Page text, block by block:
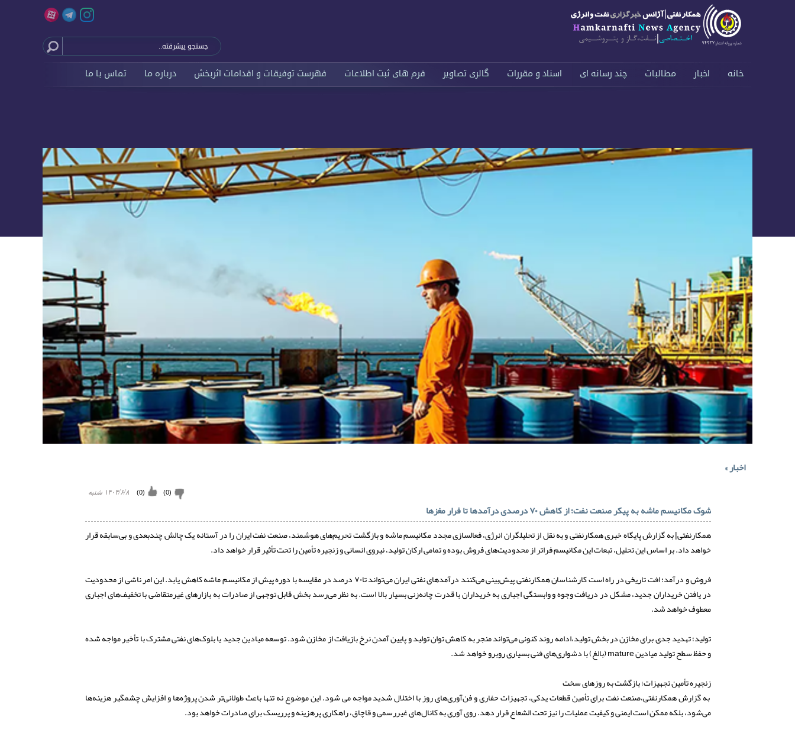
خانه اخبار مطالبات چند رسانه ای اسناد و مقررات گالری تصاویر فرم های ثبت اطلاعات فهرست توفیقات و اقدامات اثربخش درباره ما تماس با ما
اخبار»
۱۴۰۴/۶/۸ شنبه (
0
) (
0
)
شوک مکانیسم ماشه به پیکر صنعت نفت؛ از کاهش ۷۰ درصدی درآمدها تا فرار مغزها
همکارنفتی| به گزارش پایگاه خبری همکارنفتی و به نقل از تحلیلگران انرژی، فعالسازی مجدد مکانیسم ماشه و بازگشت تحریم‌های هوشمند، صنعت نفت ایران را در آستانه یک چالش چندبعدی و بی‌سابقه قرار
خواهد داد. بر اساس این تحلیل، تبعات این مکانیسم فراتر از محدودیت‌های فروش بوده و تمامی ارکان تولید، نیروی انسانی و زنجیره تأمین را تحت تأثیر قرار خواهد داد.
فروش و درآمد؛ افت تاریخی در راه است کارشناسان همکارنفتی پیش‌بینی می‌کنند درآمدهای نفتی ایران می‌تواند تا۷۰ درصد در مقایسه با دوره پیش از مکانیسم ماشه کاهش یابد. این امر ناشی از محدودیت
در یافتن خریداران جدید، مشکل در دریافت وجوه و وابستگی اجباری به خریداران با قدرت چانه‌زنی بسیار بالا است. به نظر می‌رسد بخش قابل توجهی از صادرات به بازارهای غیرمتقاضی با تخفیف‌های اجباری
معطوف خواهد شد.
تولید؛ تهدید جدی برای مخازن در بخش تولید،ادامه روند کنونی می‌تواند منجر به کاهش توان تولید و پایین آمدن نرخ بازیافت از مخازن شود. توسعه میادین جدید یا بلوک‌های نفتی مشترک با تأخیر مواجه شده
و حفظ سطح تولید میادین mature (بالغ) با دشواری‌های فنی بسیاری روبرو خواهد شد.
زنجیره تأمین تجهیزات؛ بازگشت به روزهای سخت
به گزارش همکارنفتی،صنعت نفت برای تأمین قطعات یدکی، تجهیزات حفاری و فن‌آوری‌های روز با اختلال شدید مواجه می شود. این موضوع نه تنها باعث طولانی‌تر شدن پروژه‌ها و افزایش چشمگیر هزینه‌ها
می‌شود، بلکه ممکن است ایمنی و کیفیت عملیات را نیز تحت الشعاع قرار دهد. روی آوری به کانال‌های غیررسمی و قاچاق، راهکاری پرهزینه و پرریسک برای صادرات خواهد بود.